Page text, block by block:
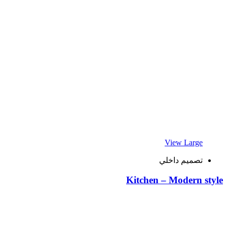
View Large
تصميم داخلي
Kitchen – Modern style